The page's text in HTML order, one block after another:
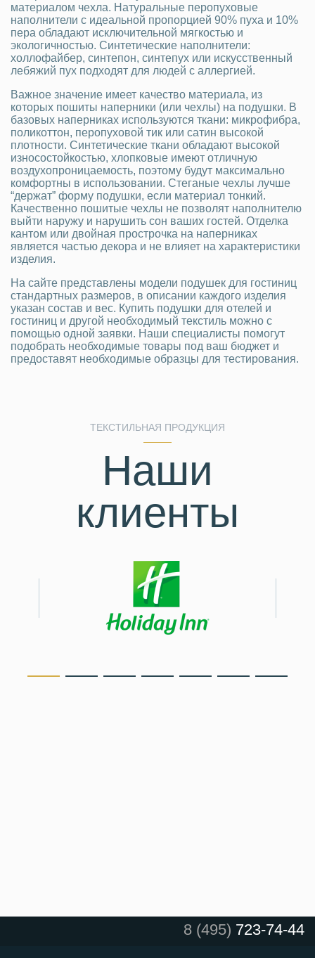
материалом чехла. Натуральные перопуховые
наполнители с идеальной пропорцией 90% пуха и 10%
пера обладают исключительной мягкостью и
экологичностью. Синтетические наполнители:
холлофайбер, синтепон, синтепух или искусственный
лебяжий пух подходят для людей с аллергией.
Важное значение имеет качество материала, из
которых пошиты наперники (или чехлы) на подушки. В
базовых наперниках используются ткани: микрофибра,
поликоттон, перопуховой тик или сатин высокой
плотности. Синтетические ткани обладают высокой
износостойкостью, хлопковые имеют отличную
воздухопроницаемость, поэтому будут максимально
комфортны в использовании. Стеганые чехлы лучше
“держат” форму подушки, если материал тонкий.
Качественно пошитые чехлы не позволят наполнителю
выйти наружу и нарушить сон ваших гостей. Отделка
кантом или двойная прострочка на наперниках
является частью декора и не влияет на характеристики
изделия.
На сайте представлены модели подушек для гостиниц
стандартных размеров, в описании каждого изделия
указан состав и вес. Купить подушки для отелей и
гостиниц и другой необходимый текстиль можно с
помощью одной заявки. Наши специалисты помогут
подобрать необходимые товары под ваш бюджет и
предоставят необходимые образцы для тестирования.
ТЕКСТИЛЬНАЯ ПРОДУКЦИЯ
Наши
клиенты
8 (495) 723-74-44